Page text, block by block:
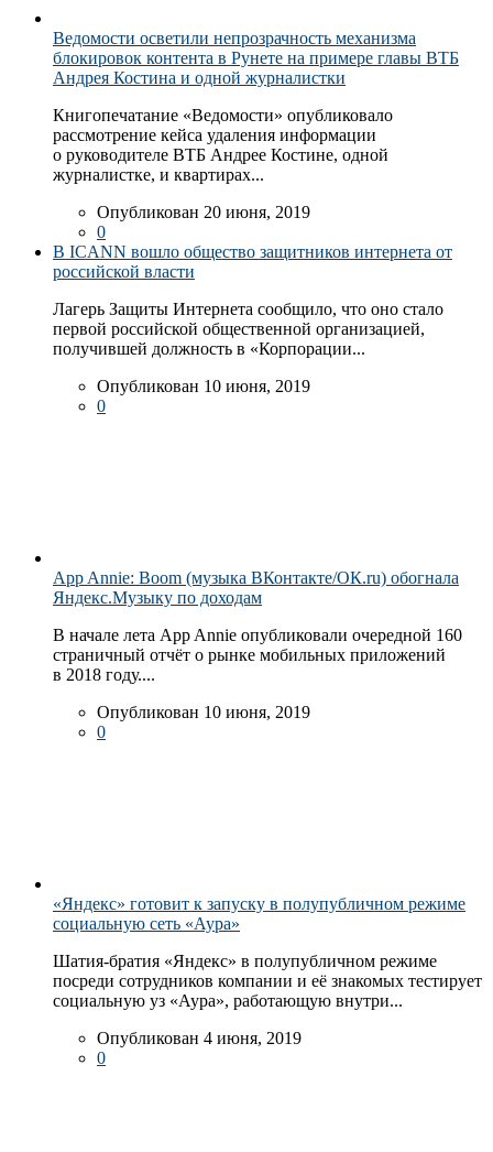
Ведомости осветили непрозрачность механизма
блокировок контента в Рунете на примере главы ВТБ
Андрея Костина и одной журналистки
Книгопечатание «Ведомости» опубликовало
рассмотрение кейса удаления информации
о руководителе ВТБ Андрее Костине, одной
журналистке, и квартирах...
Опубликован 20 июня, 2019
0
В ICANN вошло общество защитников интернета от
российской власти
Лагерь Защиты Интернета сообщило, что оно стало
первой российской общественной организацией,
получившей должность в «Корпорации...
Опубликован 10 июня, 2019
0
App Annie: Boom (музыка ВКонтакте/ОК.ru) обогнала
Яндекс.Музыку по доходам
В начале лета App Annie опубликовали очередной 160
страничный отчёт о рынке мобильных приложений
в 2018 году....
Опубликован 10 июня, 2019
0
«Яндекс» готовит к запуску в полупубличном режиме
социальную сеть «Аура»
Шатия-братия «Яндекс» в полупубличном режиме
посреди сотрудников компании и её знакомых тестирует
социальную уз «Аура», работающую внутри...
Опубликован 4 июня, 2019
0